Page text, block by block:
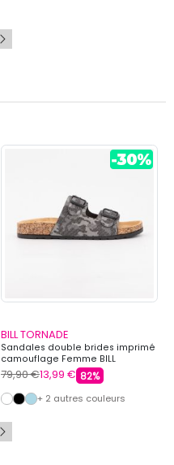
BILL TORNADE
Sandales double brides imprimé
camouflage Femme BILL
TORNADE
79,90 €13,99 € 82%
+ 2 autres couleurs